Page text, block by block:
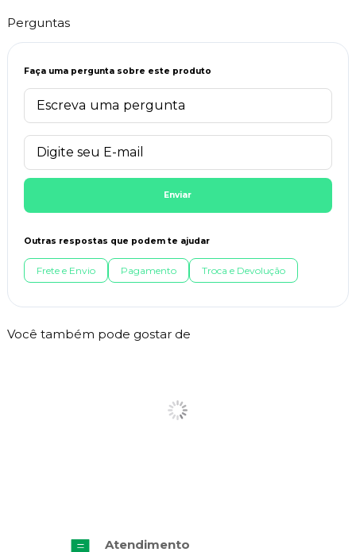
Perguntas
Faça uma pergunta sobre este produto
Enviar
Outras respostas que podem te ajudar
Frete e Envio Pagamento Troca e Devolução
Você também pode gostar de
Atendimento